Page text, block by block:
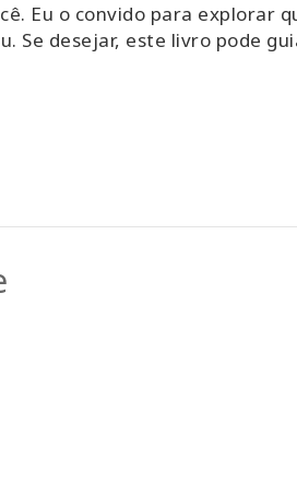
Eu o convido para explorar
Se desejar, este livro pode